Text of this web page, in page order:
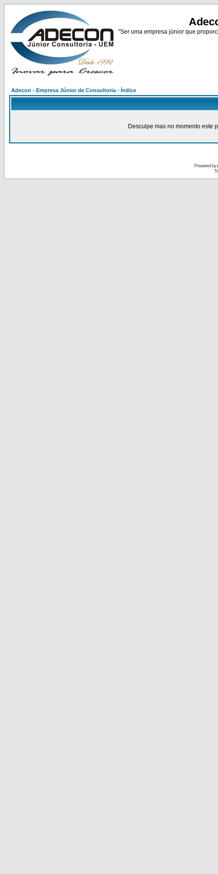
"Ser uma empresa júnior que
Adecon - Empresa Júnior de Consultoria - Índice
Desculpe mas no momento este
Powered by